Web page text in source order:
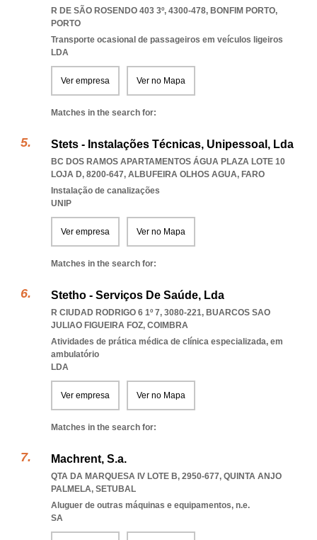
R DE SÃO ROSENDO 403 3º, 4300-478, BONFIM PORTO,
PORTO
Transporte ocasional de passageiros em veículos ligeiros
LDA
Ver empresa Ver no Mapa
Matches in the search for:
Stets - Instalações Técnicas, Unipessoal, Lda
BC DOS RAMOS APARTAMENTOS ÁGUA PLAZA LOTE 10
LOJA D, 8200-647, ALBUFEIRA OLHOS AGUA, FARO
Instalação de canalizações
UNIP
Ver empresa Ver no Mapa
Matches in the search for:
Stetho - Serviços De Saúde, Lda
R CIUDAD RODRIGO 6 1º 7, 3080-221, BUARCOS SAO
JULIAO FIGUEIRA FOZ, COIMBRA
Atividades de prática médica de clínica especializada, em
ambulatório
LDA
Ver empresa Ver no Mapa
Matches in the search for:
Machrent, S.a.
QTA DA MARQUESA IV LOTE B, 2950-677, QUINTA ANJO
PALMELA, SETUBAL
Aluguer de outras máquinas e equipamentos, n.e.
SA